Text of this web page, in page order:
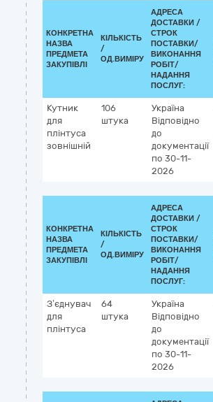
КОНКРЕТНА
НАЗВА
ПРЕДМЕТА
ЗАКУПІВЛІ
КІЛЬКІСТЬ
/
ОД.ВИМІРУ
АДРЕСА
ДОСТАВКИ /
СТРОК
ПОСТАВКИ/
ВИКОНАННЯ
РОБІТ/
НАДАННЯ
ПОСЛУГ:
Кутник
для
плінтуса
зовнішній
106
штука
Україна
Відповідно
до
документації
по 30-11-
2026
КОНКРЕТНА
НАЗВА
ПРЕДМЕТА
ЗАКУПІВЛІ
КІЛЬКІСТЬ
/
ОД.ВИМІРУ
АДРЕСА
ДОСТАВКИ /
СТРОК
ПОСТАВКИ/
ВИКОНАННЯ
РОБІТ/
НАДАННЯ
ПОСЛУГ:
З’єднувач
для
плінтуса
64
штука
Україна
Відповідно
до
документації
по 30-11-
2026